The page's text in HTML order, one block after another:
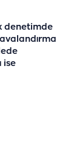
denetimde
ise